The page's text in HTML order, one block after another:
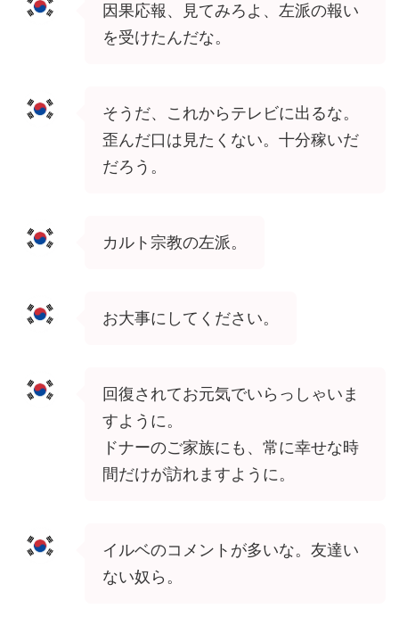
因果応報、見てみろよ、左派の報い
を受けたんだな。
そうだ、これからテレビに出るな。
歪んだ口は見たくない。十分稼いだ
だろう。
カルト宗教の左派。
お大事にしてください。
回復されてお元気でいらっしゃいま
すように。
ドナーのご家族にも、常に幸せな時
間だけが訪れますように。
イルベのコメントが多いな。友達い
ない奴ら。